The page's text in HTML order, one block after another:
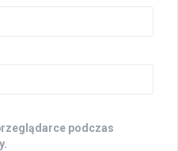
podczas